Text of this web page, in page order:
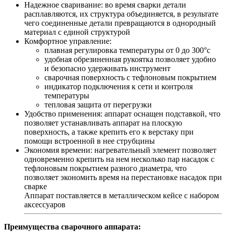
Надежное сваривание: во время сварки детали
расплавляются, их структура объединяется, в результате
чего соединенные детали превращаются в однородный
материал с единой структурой
Комфортное управление:
плавная регулировка температуры от 0 до 300°c
удобная обрезиненная рукоятка позволяет удобно
и безопасно удерживать инструмент
сварочная поверхность с тефлоновым покрытием
индикатор подключения к сети и контроля
температуры
тепловая защита от перегрузки
Удобство применения: аппарат оснащен подставкой, что
позволяет устанавливать аппарат на плоскую
поверхность, а также крепить его к верстаку при
помощи встроенной в нее струбцины
Экономия времени: нагревательный элемент позволяет
одновременно крепить на нем несколько пар насадок с
тефлоновым покрытием разного диаметра, что
позволяет экономить время на перестановке насадок при
сварке
Аппарат поставляется в металлическом кейсе с набором
аксессуаров
Преимущества сварочного аппарата: